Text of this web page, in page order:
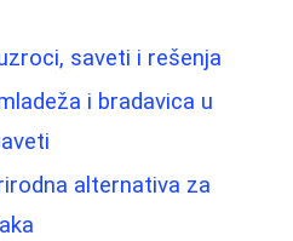
saveti i rešenja
i bradavica u
alternativa za